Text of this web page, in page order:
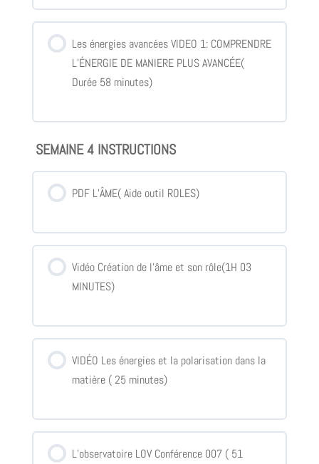
Les énergies avancées VIDEO 1: COMPRENDRE
L’ÉNERGIE DE MANIERE PLUS AVANCÉE(
Durée 58 minutes)
SEMAINE 4 INSTRUCTIONS
PDF L’ÂME( Aide outil ROLES)
Vidéo Création de l’âme et son rôle(1H 03
MINUTES)
VIDÉO Les énergies et la polarisation dans la
matière ( 25 minutes)
L’observatoire LOV Conférence 007 ( 51